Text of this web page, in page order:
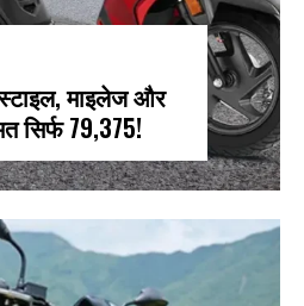
माइलेज और
सिर्फ ₹79,375!